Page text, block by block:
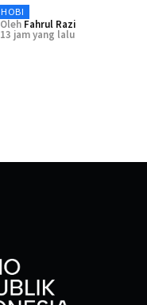
HOBI
Oleh Fahrul Razi
13 jam yang lalu